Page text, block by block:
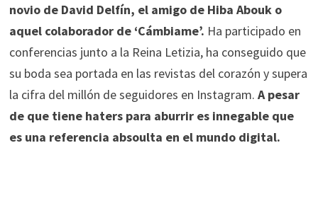
novio de David Delfín, el amigo de Hiba Abouk o
aquel colaborador de ‘Cámbiame’. Ha participado en
conferencias junto a la Reina Letizia, ha conseguido que
su boda sea portada en las revistas del corazón y supera
la cifra del millón de seguidores en Instagram. A pesar
de que tiene haters para aburrir es innegable que
es una referencia absoulta en el mundo digital.